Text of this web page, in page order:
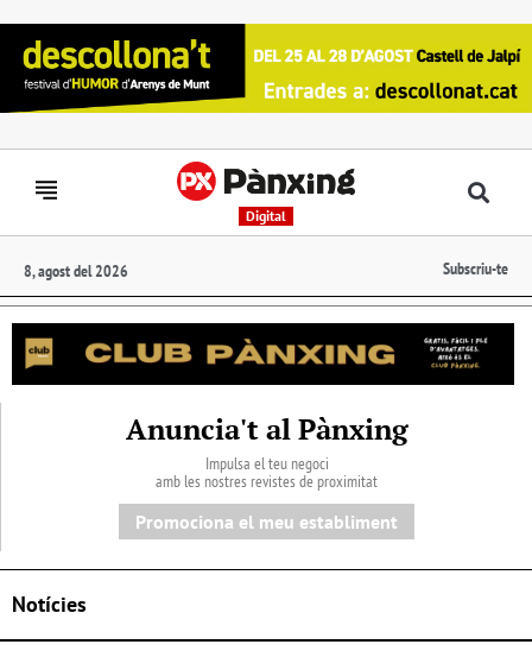
Digital
8, agost del 2026 Subscriu-te
Anuncia't al Pànxing
Impulsa el teu negoci
amb les nostres revistes de proximitat
Promociona el meu establiment
Notícies